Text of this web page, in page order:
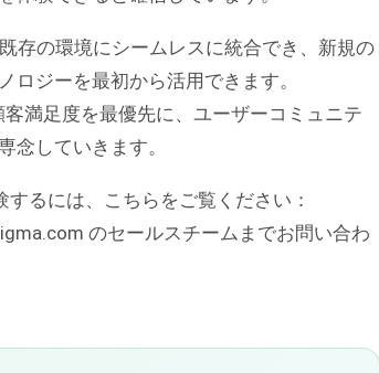
存の環境にシームレスに統合でき、新規の
ロジーを最初から活用できます。
満足度を最優先に、ユーザーコミュニテ
念していきます。
るには、こちらをご覧ください：
のセールスチームまでお問い合わ